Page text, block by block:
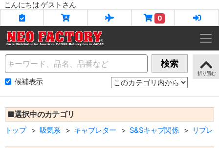
こんにちは ゲストさん
0
Name 検索
候補表示
■選択中のカテゴリ
トップ 吸気系 キャブレター S&Sキャブ関係 リプレ